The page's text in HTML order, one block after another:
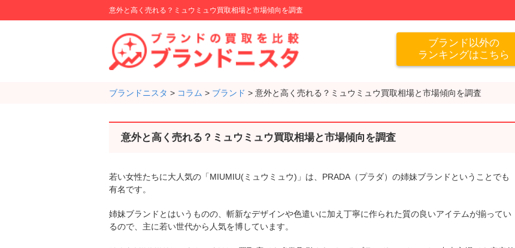
意外と高く売れる？ミュウミュウ買取相場と市場傾向を調査
ブランド以外の
ランキングはこちら
ブランドニスタ > コラム > ブランド > 意外と高く売れる？ミュウミュウ買取相場と市場傾向を調査
意外と高く売れる？ミュウミュウ買取相場と市場傾向を調査
若い女性たちに大人気の「MIUMIU(ミュウミュウ)」は、PRADA（プラダ）の姉妹ブランドということでも
有名です。
姉妹ブランドとはいうものの、斬新なデザインや色遣いに加え丁寧に作られた質の良いアイテムが揃ってい
るので、主に若い世代から人気を博しています。